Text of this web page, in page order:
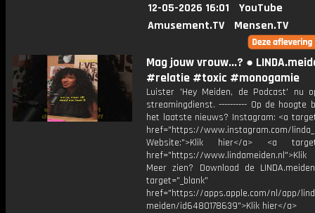
12-05-2026 16:01
YouTube
Amusement.TV
Mensen.TV
Mag jouw vrouw...? ●
#relatie #toxic #monogamie
Luister 'Hey Meiden, de Podcast' nu
streamingdienst. ---------- Op de hoogte
het laatste nieuws? Instagram: <a
href="https://www.instagram.com/
Website:">Klik hier</a> <a
href="https://
Meer zien? Download de
target="_blank"
href="https://apps.apple.com/nl/app/
meiden/id6480178639">Klik hier</a>